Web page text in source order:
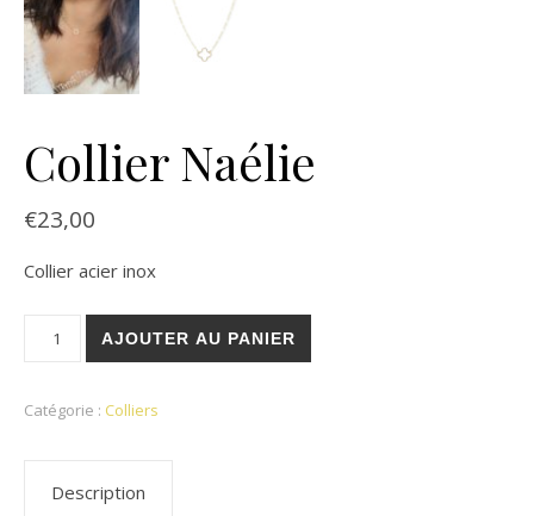
Collier Naélie
€23,00
Collier acier inox
quantité de Collier Naélie
AJOUTER AU PANIER
Catégorie : Colliers
Description